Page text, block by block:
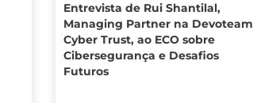
Entrevista de Rui Shantilal,
Managing Partner na Devoteam
Cyber Trust, ao ECO sobre
Cibersegurança e Desafios
Futuros